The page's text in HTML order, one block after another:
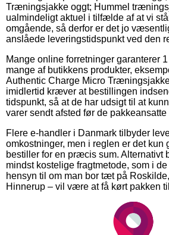
Træningsjakke oggt; Hummel
ualmindeligt aktuel i tilfælde af at vi
omgående, så derfor er det jo
anslåede leveringstidspunkt ved den
Mange online forretninger garanterer
mange af butikkens produkter,
Authentic Charge Micro
imidlertid kræver at bestillingen
tidspunkt, så at de har udsigt til at
varer sendt afsted før de pakkeansatte
Flere e-handler i Danmark tilbyder
omkostninger, men i reglen er det
bestiller for en præcis sum. Alternativt
mindst kostelige fragtmetode, som i
hensyn til om man bor tæt på
Hinnerup – vil være at få kørt pakken